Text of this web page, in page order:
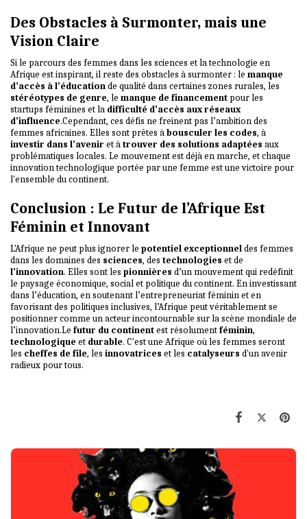
Des Obstacles à Surmonter, mais une
Vision Claire
Si le parcours des femmes dans les sciences et la technologie en
Afrique est inspirant, il reste des obstacles à surmonter : le manque
d’accès à l’éducationde qualité dans certaines zones rurales, les
stéréotypes de genre, le manque de financement pour les
startups féminines et la difficulté d'accès aux réseaux
d'influence.Cependant, ces défis ne freinent pas l’ambition des
femmes africaines. Elles sont prêtes àbousculer les codes, à
investir dans l’avenir et àtrouver des solutions adaptées aux
problématiques locales. Le mouvement est déjà en marche, et chaque
innovation technologique portée par une femme est une victoire pour
l'ensemble du continent.
Conclusion : Le Futur de l’Afrique Est
Féminin et Innovant
L'Afrique ne peut plus ignorer le potentiel exceptionneldes femmes
dans les domaines des sciences, des technologies et de
l'innovation. Elles sont les pionnières d’un mouvement qui redéfinit
le paysage économique, social et politique du continent. En investissant
dans l’éducation, en soutenant l’entrepreneuriat féminin et en
favorisant des politiques inclusives, l’Afrique peut véritablement se
positionner comme un acteur incontournable sur la scène mondiale de
l’innovation.Le futur du continentest résolumentféminin,
technologique et durable. C'est une Afrique où les femmes seront
les cheffes de file, les innovatrices et les catalyseurs d'un avenir
radieux pour tous.